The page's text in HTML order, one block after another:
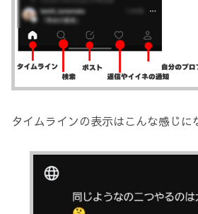
タイムラインの表示はこんな感じに